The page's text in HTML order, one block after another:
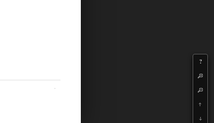
?